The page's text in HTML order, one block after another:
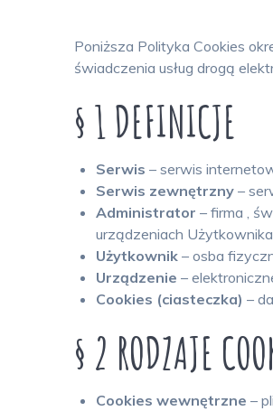
Poniższa Polityka Cookies
świadczenia usług drogą
§ 1 DEFINICJE
Serwis – serwis
Serwis zewnętrzny –
Administrator – firma ,
urządzeniach Użytkownika
Użytkownik – osba
Urządzenie –
Cookies (ciasteczka) –
§ 2 RODZAJE
Cookies wewnętrzne –